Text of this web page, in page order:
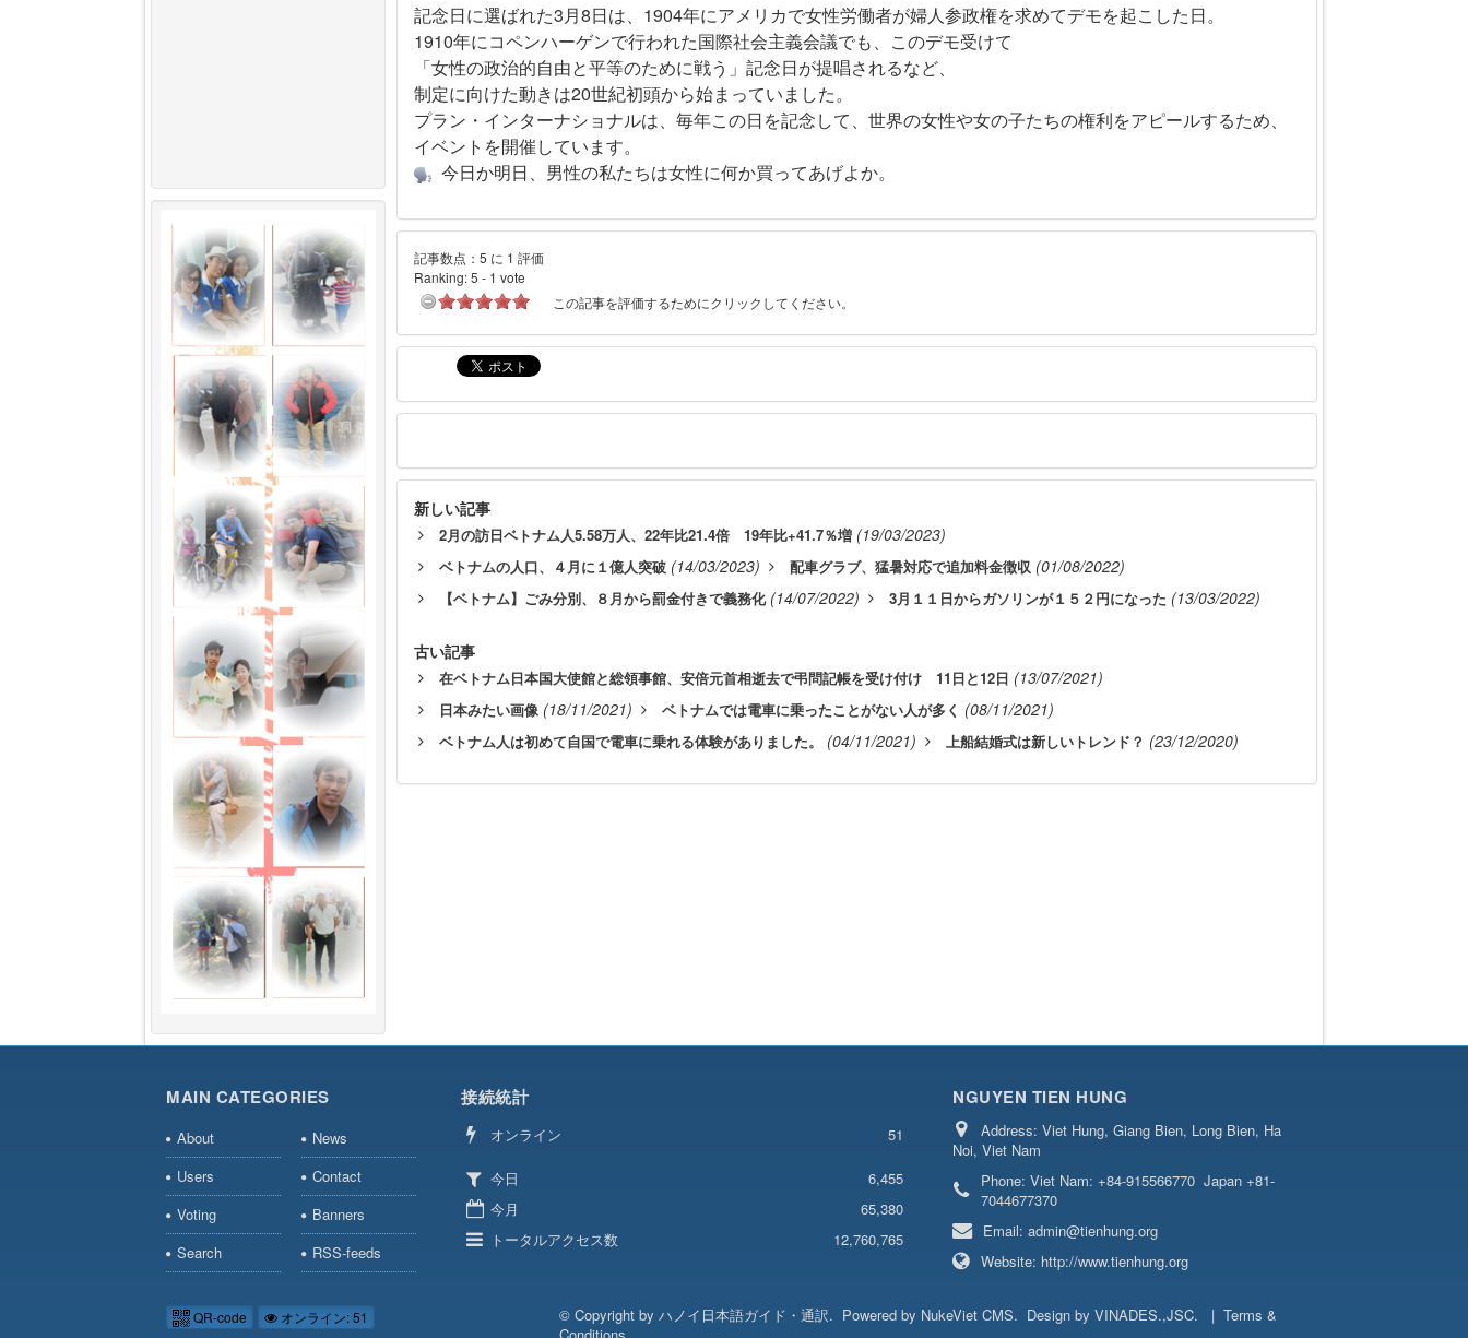
記念日に選ばれた3月8日は、1904年にアメリカで女性労働者が婦人参政権を求めてデモを起こした日。
1910年にコペンハーゲンで行われた国際社会主義会議でも、このデモ受けて
「女性の政治的自由と平等のために戦う」記念日が提唱されるなど、
制定に向けた動きは20世紀初頭から始まっていました。
プラン・インターナショナルは、毎年この日を記念して、世界の女性や女の子たちの権利をアピールするため、
イベントを開催しています。
今日か明日、男性の私たちは女性に何か買ってあげよか。
記事数点：5 に 1 評価
Ranking:5 - 1 vote
この記事を評価するためにクリックしてください。
新しい記事
2月の訪日ベトナム人5.58万人、22年比21.4倍 19年比+41.7％増 (19/03/2023)
ベトナムの人口、４月に１億人突破 (14/03/2023) 配車グラブ、猛暑対応で追加料金徴収 (01/08/2022)
【ベトナム】ごみ分別、８月から罰金付きで義務化 (14/07/2022) 3月１１日からガソリンが１５２円になった (13/03/2022)
古い記事
在ベトナム日本国大使館と総領事館、安倍元首相逝去で弔問記帳を受け付け 11日と12日 (13/07/2021)
日本みたい画像 (18/11/2021) ベトナムでは電車に乗ったことがない人が多く (08/11/2021)
ベトナム人は初めて自国で電車に乗れる体験がありました。 (04/11/2021) 上船結婚式は新しいトレンド？ (23/12/2020)
MAIN CATEGORIES
About
News
Users
Contact
Voting
Banners
Search
RSS-feeds
接続統計
オンライン 51
今日
6,455
今月
65,380
トータルアクセス数
12,760,765
NGUYEN TIEN HUNG
Address: Viet Hung, Giang Bien, Long Bien, Ha
Noi, Viet Nam
Phone: Viet Nam: +84-915566770 Japan +81-
7044677370
Email: admin@tienhung.org
Website: http://www.tienhung.org
QR-code オンライン: 51 © Copyright by ハノイ日本語ガイド・通訳. Powered by NukeViet CMS. Design by VINADES.,JSC. | Terms &
Conditions